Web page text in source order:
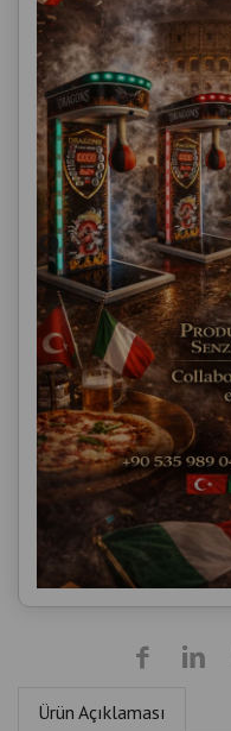
Ürün Açıklaması
effetto